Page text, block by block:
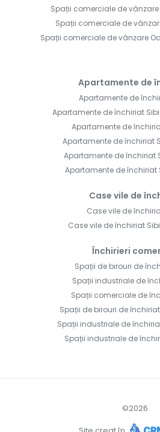
Spații comerciale de vânzare
Spații comerciale de
Spații comerciale de vânzare
Apartamente de
Apartamente de
Apartamente de închiriat
Apartamente de
Apartamente de închiriat
Apartamente de închiriat
Apartamente de închiriat
Case vile de
Case vile de
Case vile de închiriat
Închirieri
Spații de birouri de
Spații industriale de
Spații comerciale de
Spații de birouri de
Spații industriale de
Spații industriale de
©2026